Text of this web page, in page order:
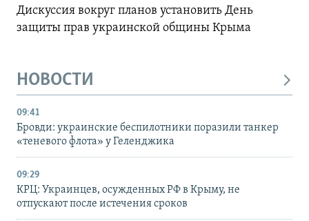
Дискуссия вокруг планов установить День
защиты прав украинской общины Крыма
НОВОСТИ
09:41
Бровди: украинские беспилотники поразили танкер
«теневого флота» у Геленджика
09:29
КРЦ: Украинцев, осужденных РФ в Крыму, не
отпускают после истечения сроков